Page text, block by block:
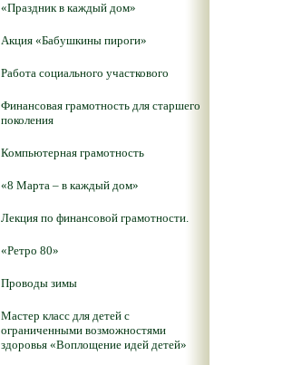
«Праздник в каждый дом»
Акция «Бабушкины пироги»
Работа социального участкового
Финансовая грамотность для старшего
поколения
Компьютерная грамотность
«8 Марта – в каждый дом»
Лекция по финансовой грамотности.
«Ретро 80»
Проводы зимы
Мастер класс для детей с
ограниченными возможностями
здоровья «Воплощение идей детей»